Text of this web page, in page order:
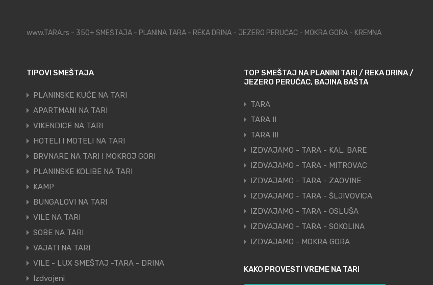
www.TARA.rs - 350+ SMEŠTAJA - PLANINA TARA - REKA DRINA - JEZERO PERUĆAC - MOKRA GORA - KREMNA
TIPOVI SMEŠTAJA
PLANINSKE KUĆE NA TARI
APARTMANI NA TARI
VIKENDICE NA TARI
HOTELI I MOTELI NA TARI
BRVNARE NA TARI I MOKROJ GORI
PLANINSKE KOLIBE NA TARI
KAMP
BUNGALOVI NA TARI
VILE NA TARI
SOBE NA TARI
VAJATI NA TARI
VILE - LUX SMEŠTAJ -TARA - DRINA
Izdvojeni
TOP SMEŠTAJ NA PLANINI TARI / REKA DRINA /
JEZERO PERUĆAC, BAJINA BAŠTA
TARA
TARA II
TARA III
IZDVAJAMO - TARA - KAL. BARE
IZDVAJAMO - TARA - MITROVAC
IZDVAJAMO - TARA - ZAOVINE
IZDVAJAMO - TARA - ŠLJIVOVICA
IZDVAJAMO - TARA - OSLUŠA
IZDVAJAMO - TARA - SOKOLINA
IZDVAJAMO - MOKRA GORA
KAKO PROVESTI VREME NA TARI